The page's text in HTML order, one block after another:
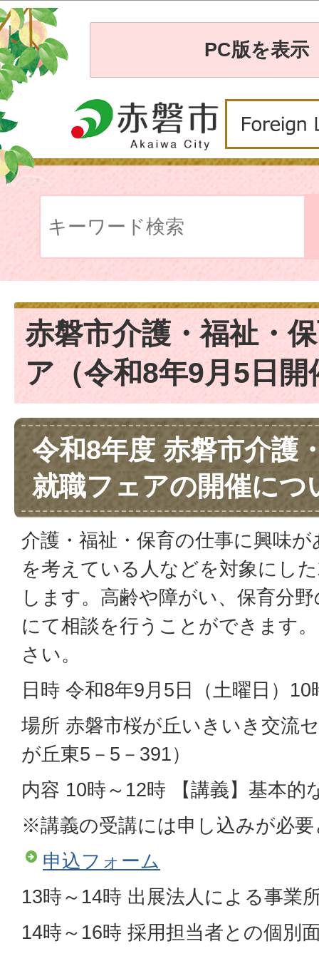
PC版を表示
赤磐市介護・福祉・
ア（令和8年9月5日開
令和8年度 赤磐市介護
就職フェアの開催につ
介護・福祉・保育の仕事に興味
を考えている人などを対象にし
します。高齢や障がい、保育分
にて相談を行うことができます
さい。
日時 令和8年9月5日（土曜日）
場所 赤磐市桜が丘いきいき交流
が丘東5－5－391）
内容 10時～12時 【講義】基本的
※講義の受講には申し込みが必
申込フォーム
13時～14時 出展法人による事業
14時～16時 採用担当者との個別